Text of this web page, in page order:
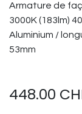
Armature de
3000K (183lm)
Aluminium /
53mm
448.00